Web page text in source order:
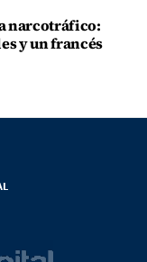
narcotráfico:
y un francés